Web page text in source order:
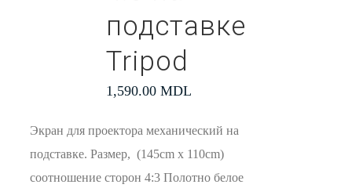
подставке
Tripod
1,590.00 MDL
Экран для проектора механический на
подставке. Размер, (145cm x 110cm)
соотношение сторон 4:3 Полотно белое